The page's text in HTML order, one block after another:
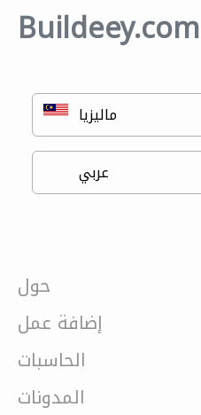
Buildeey.com
حول
إضافة عمل
الحاسبات
المدونات